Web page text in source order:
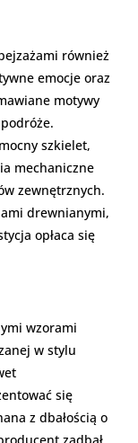
również
emocje oraz
motywy
szkielet,
mechaniczne
zewnętrznych.
drewnianymi,
opłaca się
wzorami
w stylu
się
z dbałością o